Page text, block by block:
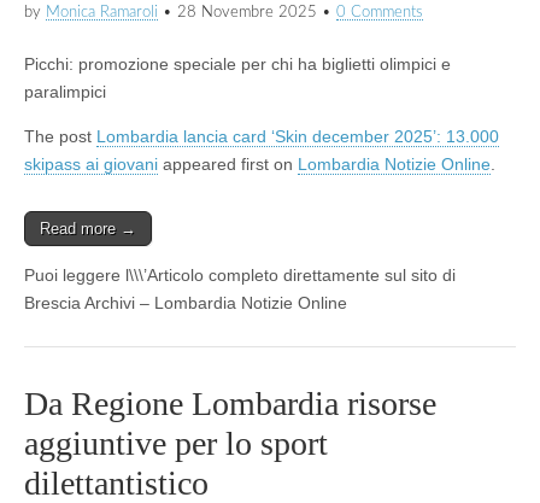
by Monica Ramaroli • 28 Novembre 2025 • 0 Comments
Picchi: promozione speciale per chi ha biglietti olimpici e
paralimpici
The post Lombardia lancia card ‘Skin december 2025’: 13.000
skipass ai giovani appeared first on Lombardia Notizie Online
Read more →
Puoi leggere l\\\’Articolo completo direttamente sul sito di
Brescia Archivi – Lombardia Notizie Online
Da Regione Lombardia risorse
aggiuntive per lo sport
dilettantistico